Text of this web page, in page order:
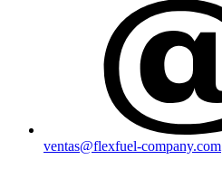
ventas@flexfuel-company.com